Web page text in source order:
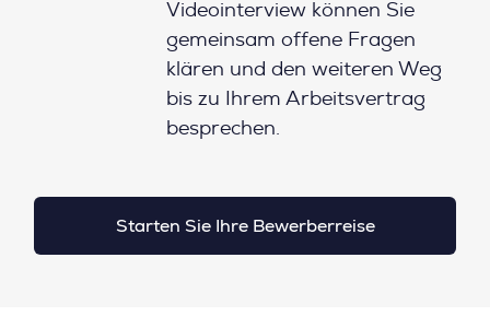
Videointerview können Sie
gemeinsam offene Fragen
klären und den weiteren Weg
bis zu Ihrem Arbeitsvertrag
besprechen.
Starten Sie Ihre Bewerberreise